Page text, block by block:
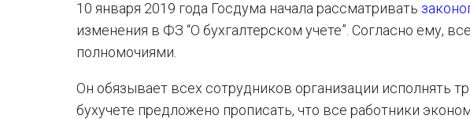
10 января 2019 года Госдума начала рассматривать
изменения в ФЗ “О бухгалтерском учете”. Согласно ему,
полномочиями.
Он обязывает всех сотрудников организации исполнять
бухучете предложено прописать, что все работники